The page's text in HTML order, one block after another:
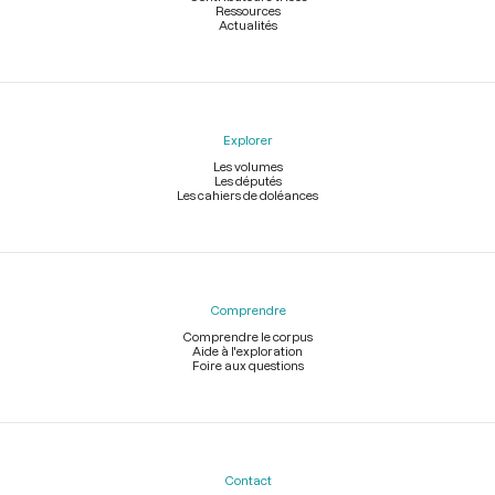
Ressources
Actualités
Explorer
Les volumes
Les députés
Les cahiers de doléances
Comprendre
Comprendre le corpus
Aide à l'exploration
Foire aux questions
Contact